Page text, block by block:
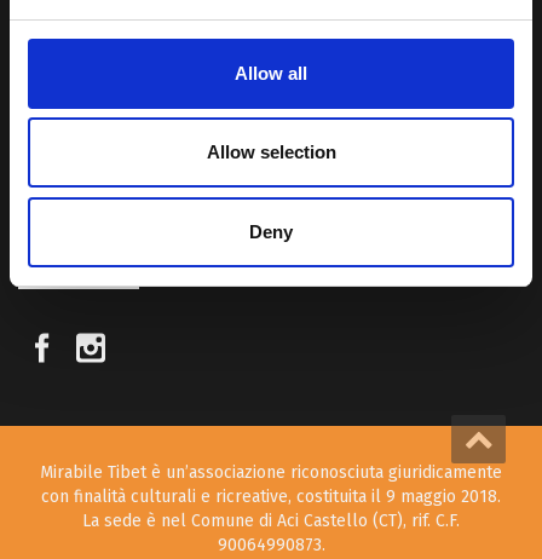
Allow all
Allow selection
Deny
della cultura, della storia e della religione del paese e rendere più
vicina la possibilità per chiunque voglia – almeno una volta nella vita
SEGUICI SUI NOSTRI SOCIAL
Mirabile Tibet è un’associazione riconosciuta giuridicamente
con finalità culturali e ricreative, costituita il 9 maggio 2018.
La sede è nel Comune di Aci Castello (CT), rif. C.F.
90064990873.